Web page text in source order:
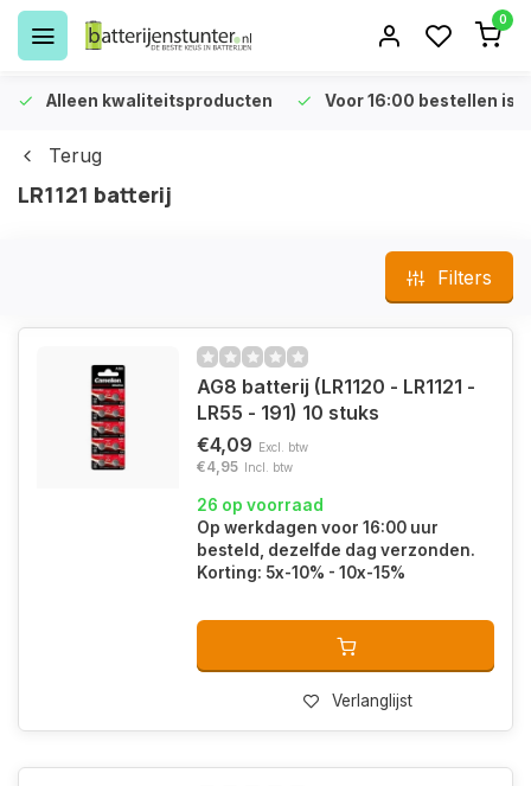
0
Alleen kwaliteitsproducten Voor 16:00 bestellen is
Terug
LR1121 batterij
Filters
AG8 batterij (LR1120 - LR1121 -
LR55 - 191) 10 stuks
€4,09 Excl. btw
€4,95 Incl. btw
26 op voorraad
Op werkdagen voor 16:00 uur
besteld, dezelfde dag verzonden.
Korting: 5x-10% - 10x-15%
Verlanglijst